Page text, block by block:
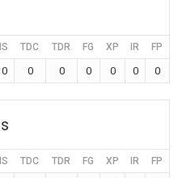
IS TDC TDR FG XP IR FP
0 0 0 0 0 0 0
IS TDC TDR FG XP IR FP